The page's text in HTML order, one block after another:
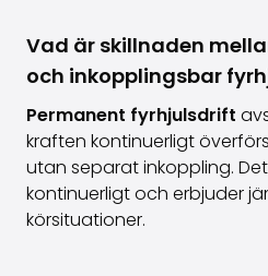
Vad är skillnaden
och inkopplingsbar
Permanent fyrhjulsdrift
kraften kontinuerligt
utan separat inkoppling.
kontinuerligt och erbjuder
körsituationer.